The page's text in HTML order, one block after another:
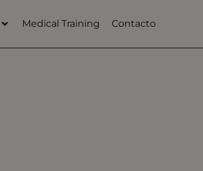
Medical Training Contacto